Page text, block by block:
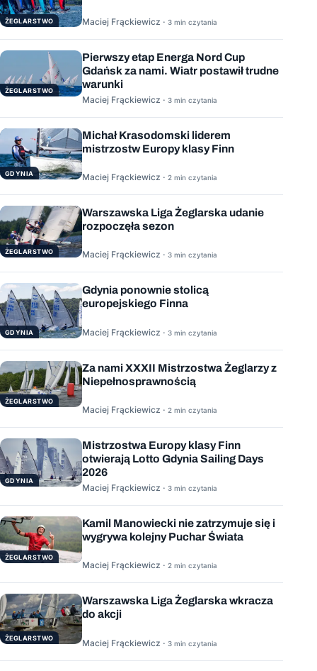
ŻEGLARSTWO Maciej Frąckiewicz · 3 min czytania
ŻEGLARSTWO
Pierwszy etap Energa Nord Cup
Gdańsk za nami. Wiatr postawił trudne
warunki
Maciej Frąckiewicz · 3 min czytania
GDYNIA
Michał Krasodomski liderem
mistrzostw Europy klasy Finn
Maciej Frąckiewicz · 2 min czytania
ŻEGLARSTWO
Warszawska Liga Żeglarska udanie
rozpoczęła sezon
Maciej Frąckiewicz · 3 min czytania
GDYNIA
Gdynia ponownie stolicą
europejskiego Finna
Maciej Frąckiewicz · 3 min czytania
ŻEGLARSTWO
Za nami XXXII Mistrzostwa Żeglarzy z
Niepełnosprawnością
Maciej Frąckiewicz · 2 min czytania
GDYNIA
Mistrzostwa Europy klasy Finn
otwierają Lotto Gdynia Sailing Days
2026
Maciej Frąckiewicz · 3 min czytania
ŻEGLARSTWO
Kamil Manowiecki nie zatrzymuje się i
wygrywa kolejny Puchar Świata
Maciej Frąckiewicz · 2 min czytania
ŻEGLARSTWO
Warszawska Liga Żeglarska wkracza
do akcji
Maciej Frąckiewicz · 3 min czytania